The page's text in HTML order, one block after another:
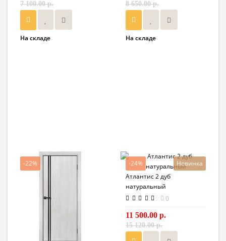
7 100.00 р.
На складе
8 650.00 р.
На складе
-22% -24%
Новинка
Атлантис 2 дуб
натуральный
0
11 500.00 р.
15 120.00 р.